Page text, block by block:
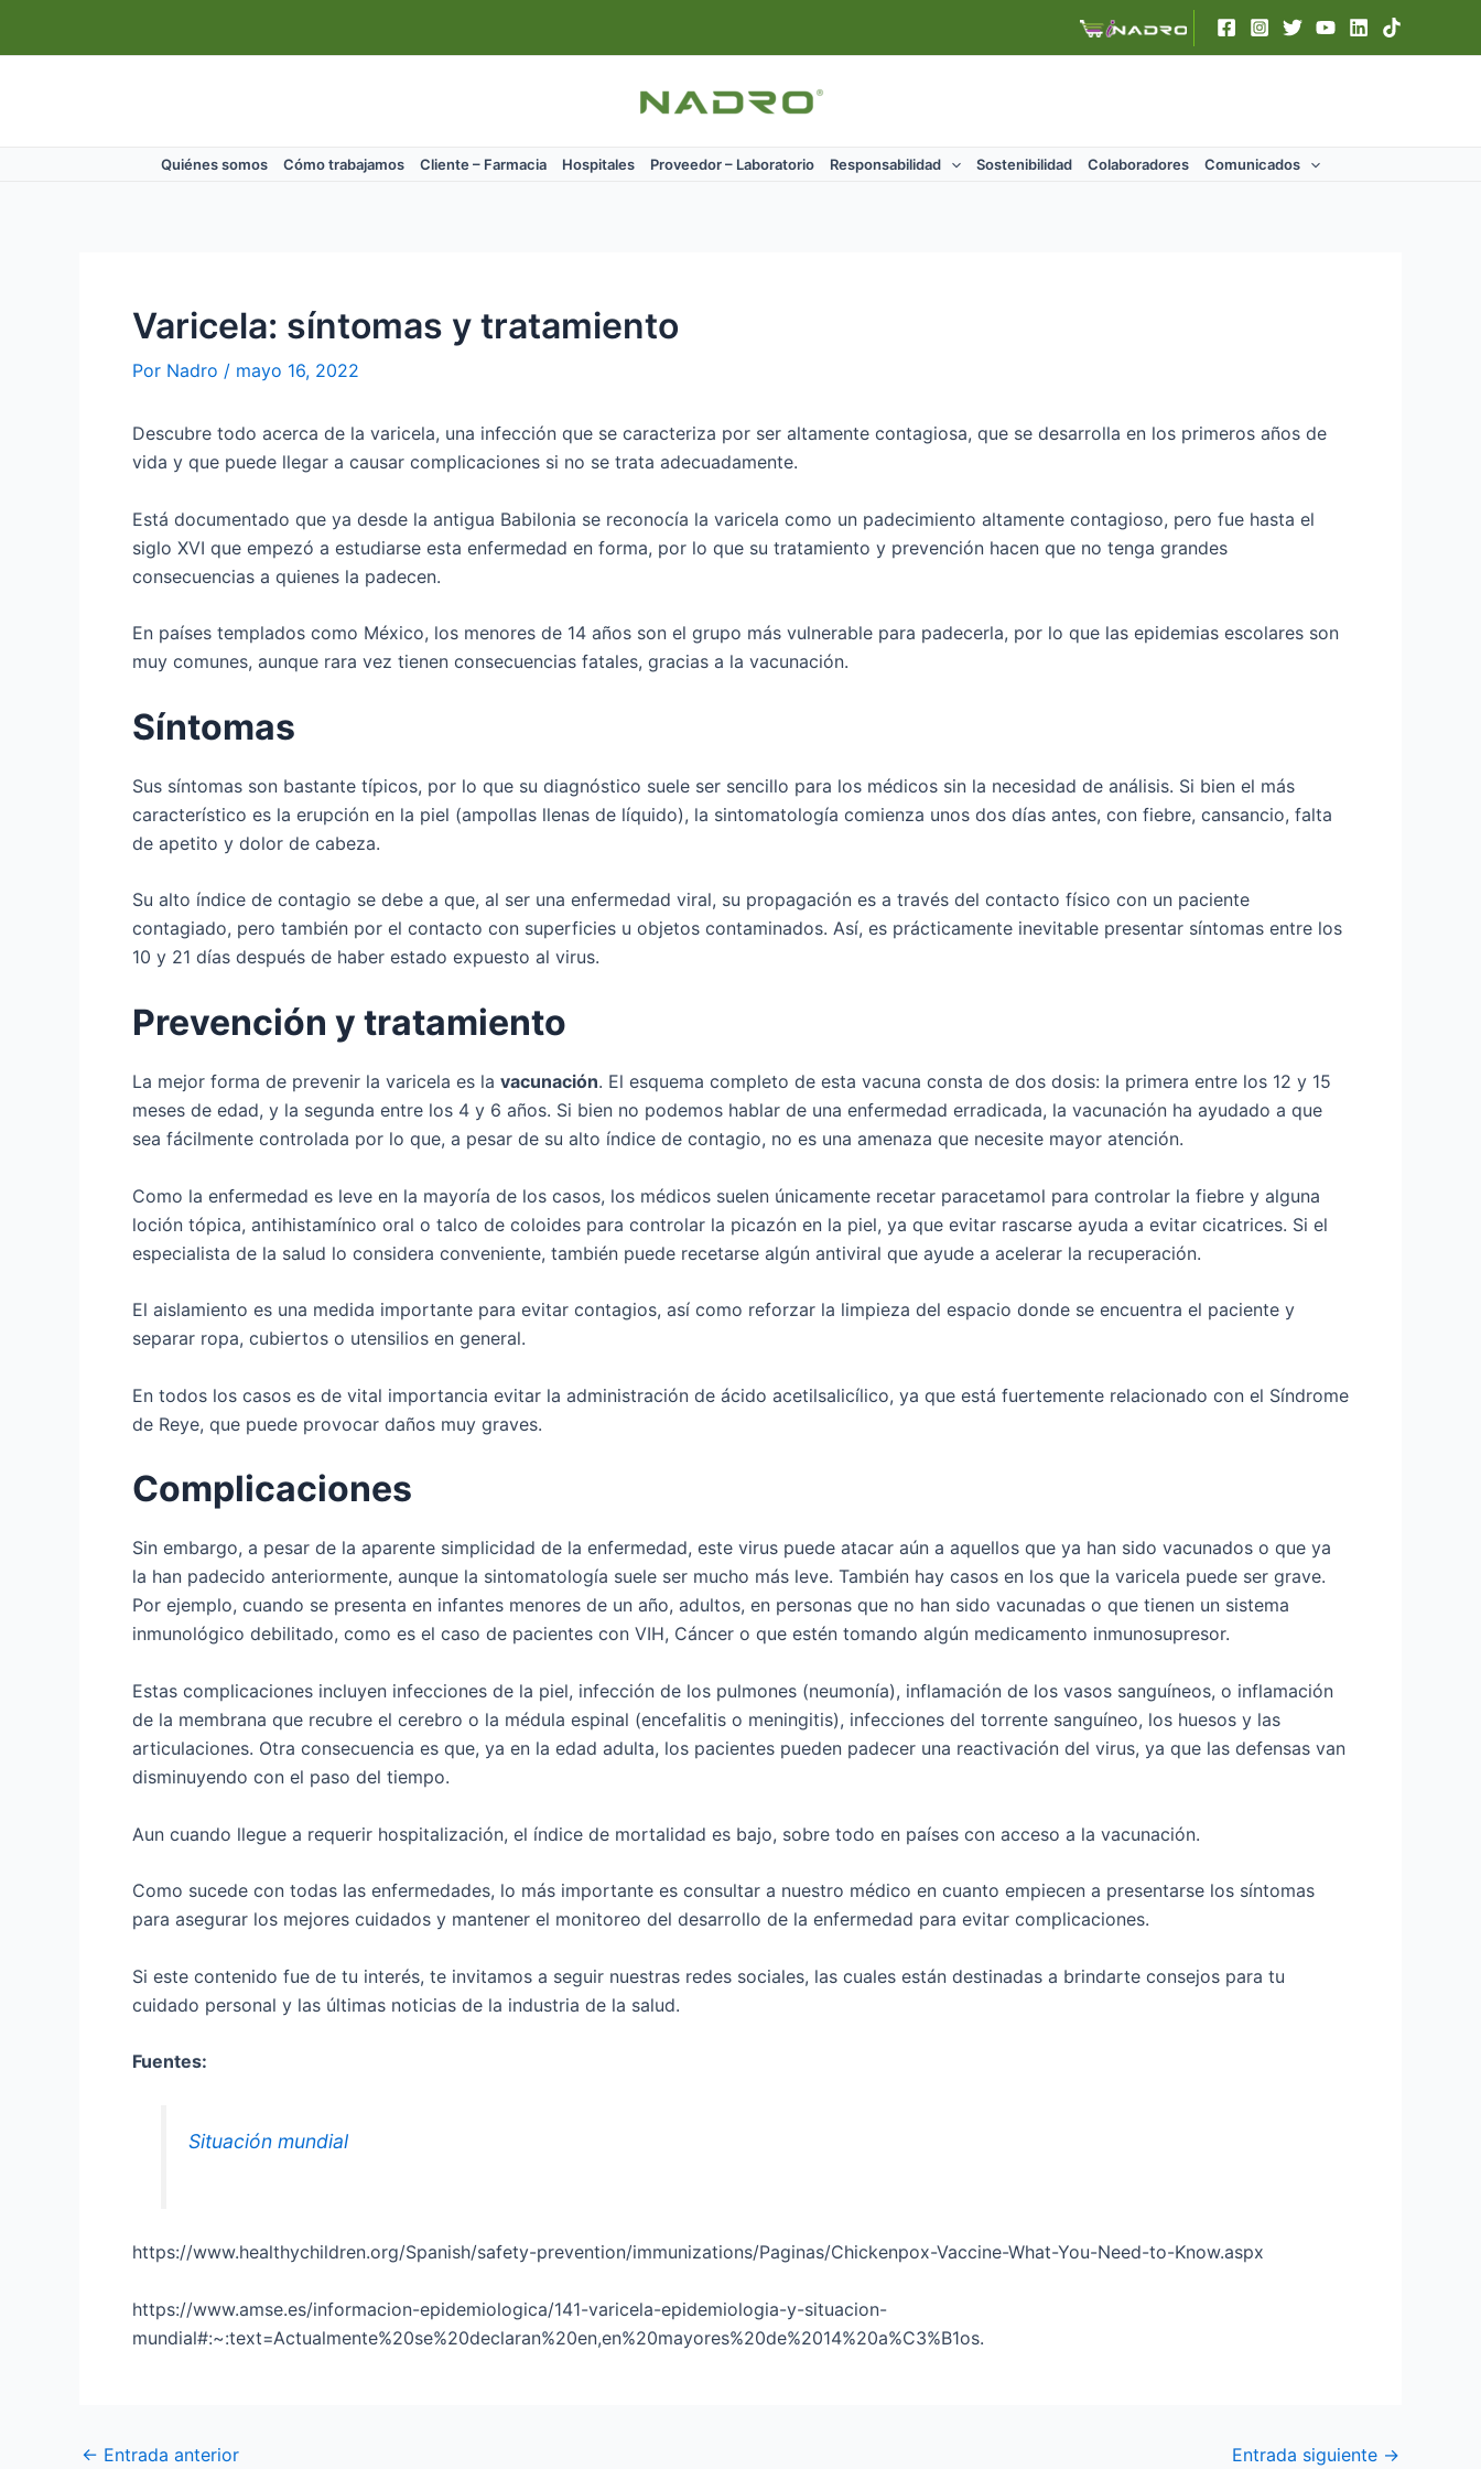
Quiénes somos Cómo trabajamos Cliente – Farmacia Hospitales Proveedor – Laboratorio Responsabilidad Sostenibilidad Colaboradores Comunicados
Varicela: síntomas y tratamiento
Por Nadro / mayo 16, 2022
Descubre todo acerca de la varicela, una infección que se caracteriza por ser altamente contagiosa, que se desarrolla en los primeros años de
vida y que puede llegar a causar complicaciones si no se trata adecuadamente.
Está documentado que ya desde la antigua Babilonia se reconocía la varicela como un padecimiento altamente contagioso, pero fue hasta el
siglo XVI que empezó a estudiarse esta enfermedad en forma, por lo que su tratamiento y prevención hacen que no tenga grandes
consecuencias a quienes la padecen.
En países templados como México, los menores de 14 años son el grupo más vulnerable para padecerla, por lo que las epidemias escolares son
muy comunes, aunque rara vez tienen consecuencias fatales, gracias a la vacunación.
Síntomas
Sus síntomas son bastante típicos, por lo que su diagnóstico suele ser sencillo para los médicos sin la necesidad de análisis. Si bien el más
característico es la erupción en la piel (ampollas llenas de líquido), la sintomatología comienza unos dos días antes, con fiebre, cansancio, falta
de apetito y dolor de cabeza.
Su alto índice de contagio se debe a que, al ser una enfermedad viral, su propagación es a través del contacto físico con un paciente
contagiado, pero también por el contacto con superficies u objetos contaminados. Así, es prácticamente inevitable presentar síntomas entre los
10 y 21 días después de haber estado expuesto al virus.
Prevención y tratamiento
La mejor forma de prevenir la varicela es la vacunación. El esquema completo de esta vacuna consta de dos dosis: la primera entre los 12 y 15
meses de edad, y la segunda entre los 4 y 6 años. Si bien no podemos hablar de una enfermedad erradicada, la vacunación ha ayudado a que
sea fácilmente controlada por lo que, a pesar de su alto índice de contagio, no es una amenaza que necesite mayor atención.
Como la enfermedad es leve en la mayoría de los casos, los médicos suelen únicamente recetar paracetamol para controlar la fiebre y alguna
loción tópica, antihistamínico oral o talco de coloides para controlar la picazón en la piel, ya que evitar rascarse ayuda a evitar cicatrices. Si el
especialista de la salud lo considera conveniente, también puede recetarse algún antiviral que ayude a acelerar la recuperación.
El aislamiento es una medida importante para evitar contagios, así como reforzar la limpieza del espacio donde se encuentra el paciente y
separar ropa, cubiertos o utensilios en general.
En todos los casos es de vital importancia evitar la administración de ácido acetilsalicílico, ya que está fuertemente relacionado con el Síndrome
de Reye, que puede provocar daños muy graves.
Complicaciones
Sin embargo, a pesar de la aparente simplicidad de la enfermedad, este virus puede atacar aún a aquellos que ya han sido vacunados o que ya
la han padecido anteriormente, aunque la sintomatología suele ser mucho más leve. También hay casos en los que la varicela puede ser grave.
Por ejemplo, cuando se presenta en infantes menores de un año, adultos, en personas que no han sido vacunadas o que tienen un sistema
inmunológico debilitado, como es el caso de pacientes con VIH, Cáncer o que estén tomando algún medicamento inmunosupresor.
Estas complicaciones incluyen infecciones de la piel, infección de los pulmones (neumonía), inflamación de los vasos sanguíneos, o inflamación
de la membrana que recubre el cerebro o la médula espinal (encefalitis o meningitis), infecciones del torrente sanguíneo, los huesos y las
articulaciones. Otra consecuencia es que, ya en la edad adulta, los pacientes pueden padecer una reactivación del virus, ya que las defensas van
disminuyendo con el paso del tiempo.
Aun cuando llegue a requerir hospitalización, el índice de mortalidad es bajo, sobre todo en países con acceso a la vacunación.
Como sucede con todas las enfermedades, lo más importante es consultar a nuestro médico en cuanto empiecen a presentarse los síntomas
para asegurar los mejores cuidados y mantener el monitoreo del desarrollo de la enfermedad para evitar complicaciones.
Si este contenido fue de tu interés, te invitamos a seguir nuestras redes sociales, las cuales están destinadas a brindarte consejos para tu
cuidado personal y las últimas noticias de la industria de la salud.
Fuentes:
Situación mundial
https://www.healthychildren.org/Spanish/safety-prevention/immunizations/Paginas/Chickenpox-Vaccine-What-You-Need-to-Know.aspx
https://www.amse.es/informacion-epidemiologica/141-varicela-epidemiologia-y-situacion-
mundial#:~:text=Actualmente%20se%20declaran%20en,en%20mayores%20de%2014%20a%C3%B1os.
← Entrada anterior Entrada siguiente →